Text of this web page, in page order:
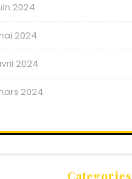
2024
2024
2024
2024
Categories